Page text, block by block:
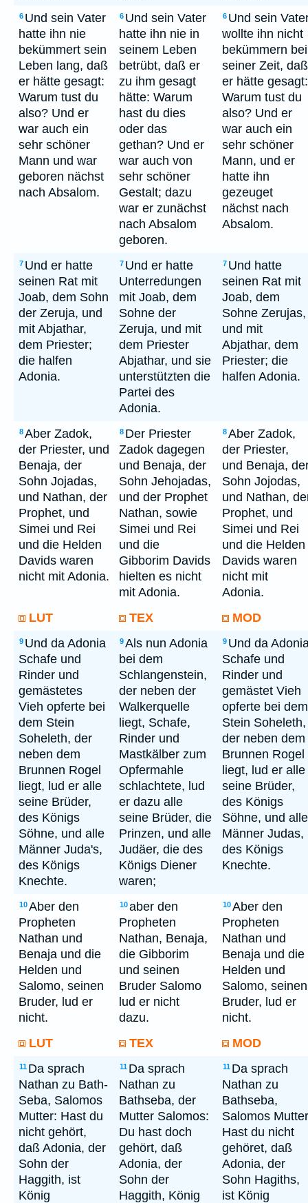
6 Und sein Vater
hatte ihn nie
bekümmert sein
Leben lang, daß
er hätte gesagt:
Warum tust du
also? Und er
war auch ein
sehr schöner
Mann und war
geboren nächst
nach Absalom.
6 Und sein Vater
hatte ihn nie in
seinem Leben
betrübt, daß er
zu ihm gesagt
hätte: Warum
hast du dies
oder das
gethan? Und er
war auch von
sehr schöner
Gestalt; dazu
war er zunächst
nach Absalom
geboren.
6 Und sein
wollte ihn nicht
bekümmern bei
seiner Zeit, daß
er hätte gesagt:
Warum tust du
also? Und er
war auch ein
sehr schöner
Mann, und er
hatte ihn
gezeuget
nächst nach
Absalom.
7 Und er hatte
seinen Rat mit
Joab, dem Sohn
der Zeruja, und
mit Abjathar,
dem Priester;
die halfen
Adonia.
7 Und er hatte
Unterredungen
mit Joab, dem
Sohne der
Zeruja, und mit
dem Priester
Abjathar, und sie
unterstützten die
Partei des
Adonia.
7 Und hatte
seinen Rat mit
Joab, dem
Sohne Zerujas,
und mit
Abjathar, dem
Priester; die
halfen Adonia.
8Aber Zadok,
der Priester, und
Benaja, der
Sohn Jojadas,
und Nathan, der
Prophet, und
Simei und Rei
und die Helden
Davids waren
nicht mit Adonia.
8 Der Priester
Zadok dagegen
und Benaja, der
Sohn Jehojadas,
und der Prophet
Nathan, sowie
Simei und Rei
und die
Gibborim Davids
hielten es nicht
mit Adonia.
8Aber Zadok,
der Priester,
und Benaja,
Sohn Jojodas,
und Nathan,
Prophet, und
Simei und Rei
und die Helden
Davids waren
nicht mit
Adonia.
LUT
TEX MOD
9 Und da Adonia
Schafe und
Rinder und
gemästetes
Vieh opferte bei
dem Stein
Soheleth, der
neben dem
Brunnen Rogel
liegt, lud er alle
seine Brüder,
des Königs
Söhne, und alle
Männer Juda's,
des Königs
Knechte.
9Als nun Adonia
bei dem
Schlangenstein,
der neben der
Walkerquelle
liegt, Schafe,
Rinder und
Mastkälber zum
Opfermahle
schlachtete, lud
er dazu alle
seine Brüder, die
Prinzen, und alle
Judäer, die des
Königs Diener
waren;
9 Und da
Schafe und
Rinder und
gemästet Vieh
opferte bei dem
Stein Soheleth,
der neben dem
Brunnen Rogel
liegt, lud er alle
seine Brüder,
des Königs
Söhne, und alle
Männer Judas,
des Königs
Knechte.
10Aber den
Propheten
Nathan und
Benaja und die
Helden und
Salomo, seinen
Bruder, lud er
nicht.
10aber den
Propheten
Nathan, Benaja,
die Gibborim
und seinen
Bruder Salomo
lud er nicht
dazu.
10Aber den
Propheten
Nathan und
Benaja und die
Helden und
Salomo, seinen
Bruder, lud er
nicht.
LUT
TEX MOD
11 Da sprach
Nathan zu Bath-
Seba, Salomos
Mutter: Hast du
nicht gehört,
daß Adonia, der
Sohn der
Haggith, ist
König
11 Da sprach
Nathan zu
Bathseba, der
Mutter Salomos:
Du hast doch
gehört, daß
Adonia, der
Sohn der
Haggith, König
11 Da sprach
Nathan zu
Bathseba,
Salomos
Hast du nicht
gehöret, daß
Adonia, der
Sohn Hagiths,
ist König